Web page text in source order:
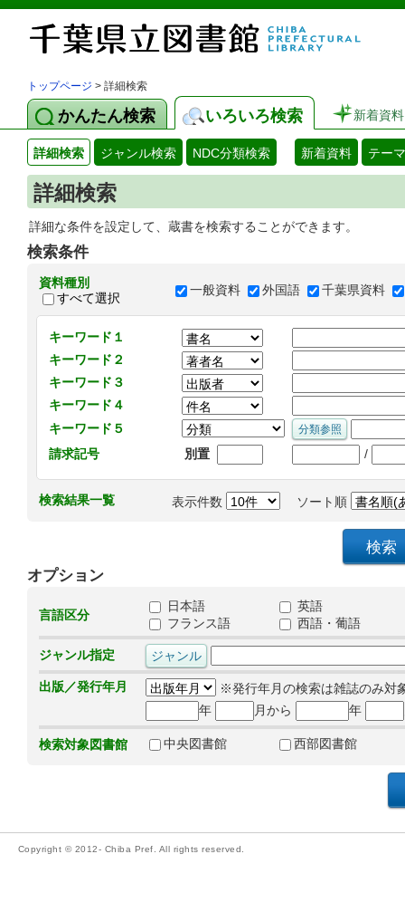
トップページ > 詳細検索
かんたん検索 いろいろ検索 新着資料
詳細検索 ジャンル検索 NDC分類検索 新着資料 テー
詳細検索
詳細な条件を設定して、蔵書を検索することができます。
検索条件
資料種別
すべて選択
一般資料 外国語 千葉県資料
キーワード１
キーワード２
キーワード３
キーワード４
キーワード５
請求記号
別置 /
検索結果一覧 表示件数 ソート順
オプション
言語区分
日本語
英語
フランス語
西語・葡語
ジャンル指定
出版／発行年月
※発行年月の検索は雑誌のみ対
年
月から 年
検索対象図書館 中央図書館 西部図書館
Copyright © 2012- Chiba Pref. All rights reserved.